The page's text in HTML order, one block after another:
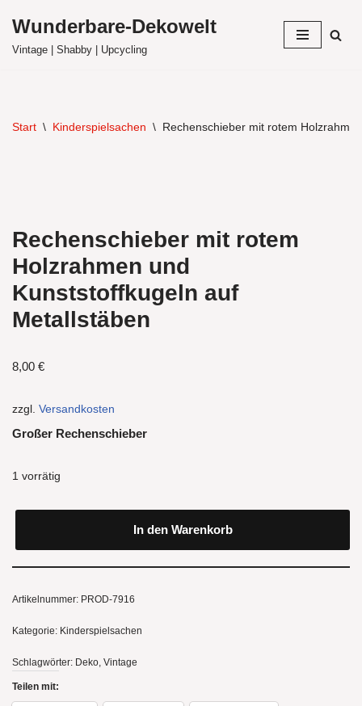
Zum
Wunderbare-Dekowelt
Vintage | Shabby | Upcycling
Start \ Kinderspielsachen \ Rechenschieber mit rotem
Rechenschieber mit rotem
Holzrahmen und
Kunststoffkugeln auf
Metallstäben
8,00 €
zzgl. Versandkosten
Großer Rechenschieber
1 vorrätig
In den Warenkorb
Artikelnummer: PROD-7916
Kategorie: Kinderspielsachen
Schlagwörter: Deko, Vintage
Teilen mit: